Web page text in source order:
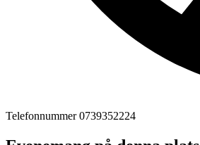
Telefonnummer0739352224